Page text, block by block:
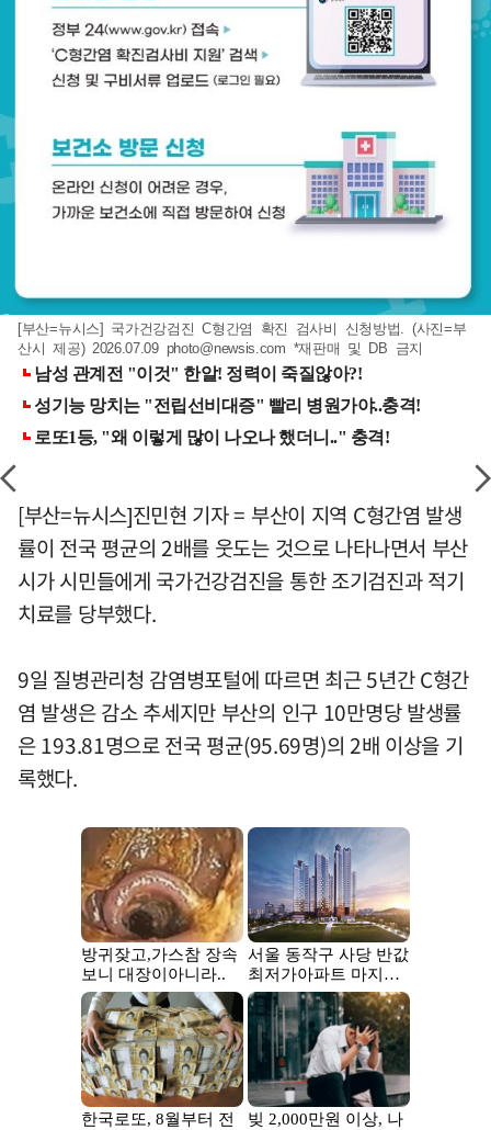
[부산=뉴시스] 국가건강검진 C형간염 확진 검사비 신청방법. (사진=부
산시 제공) 2026.07.09 photo@newsis.com *재판매 및 DB 금지
[부산=뉴시스]진민현 기자 = 부산이 지역 C형간염 발생
률이 전국 평균의 2배를 웃도는 것으로 나타나면서 부산
시가 시민들에게 국가건강검진을 통한 조기검진과 적기
치료를 당부했다.
9일 질병관리청 감염병포털에 따르면 최근 5년간 C형간
염 발생은 감소 추세지만 부산의 인구 10만명당 발생률
은 193.81명으로 전국 평균(95.69명)의 2배 이상을 기
록했다.